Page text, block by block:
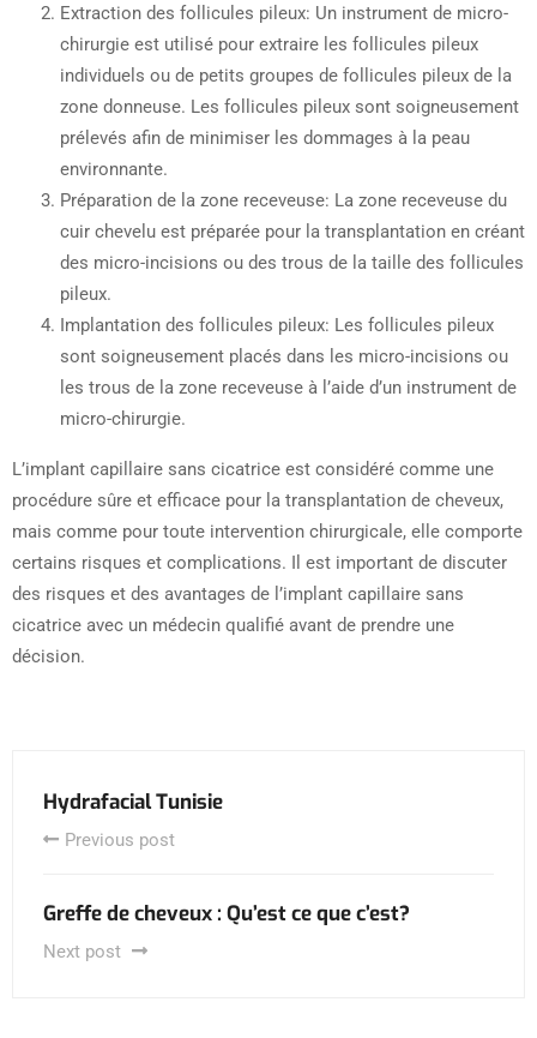
Extraction des follicules pileux: Un instrument de micro-
chirurgie est utilisé pour extraire les follicules pileux
individuels ou de petits groupes de follicules pileux de la
zone donneuse. Les follicules pileux sont soigneusement
prélevés afin de minimiser les dommages à la peau
environnante.
Préparation de la zone receveuse: La zone receveuse du
cuir chevelu est préparée pour la transplantation en créant
des micro-incisions ou des trous de la taille des follicules
pileux.
Implantation des follicules pileux: Les follicules pileux
sont soigneusement placés dans les micro-incisions ou
les trous de la zone receveuse à l’aide d’un instrument de
micro-chirurgie.
L’implant capillaire sans cicatrice est considéré comme une
procédure sûre et efficace pour la transplantation de cheveux,
mais comme pour toute intervention chirurgicale, elle comporte
certains risques et complications. Il est important de discuter
des risques et des avantages de l’implant capillaire sans
cicatrice avec un médecin qualifié avant de prendre une
décision.
Hydrafacial Tunisie
Previous post
Greffe de cheveux : Qu’est ce que c’est?
Next post